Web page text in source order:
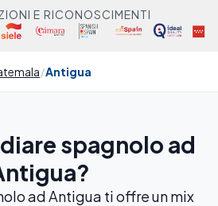
E RICONOSCIMENTI
Antigua
spagnolo ad
ad Antigua ti offre un mix